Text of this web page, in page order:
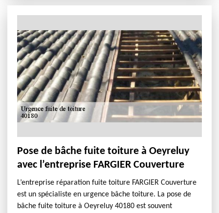
Pose de bâche fuite toiture à Oeyreluy
avec l’entreprise FARGIER Couverture
L’entreprise réparation fuite toiture FARGIER Couverture
est un spécialiste en urgence bâche toiture. La pose de
bâche fuite toiture à Oeyreluy 40180 est souvent